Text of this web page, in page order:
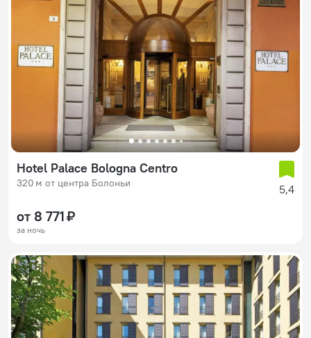
Hotel Palace Bologna Centro
320 м от центра Болоньи 5,4
от 8 771 ₽
за ночь